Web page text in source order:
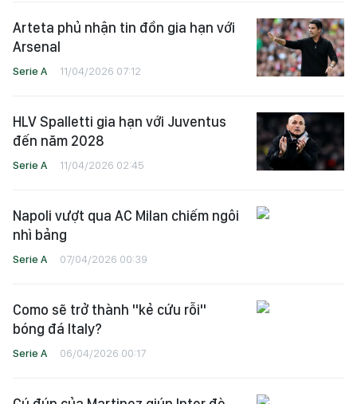
Arteta phủ nhận tin đồn gia hạn với
Arsenal
Serie A 11/04/2026 07:12
HLV Spalletti gia hạn với Juventus
đến năm 2028
Serie A 11/04/2026 02:45
Napoli vượt qua AC Milan chiếm ngôi
nhì bảng
Serie A 07/04/2026 00:39
Como sẽ trở thành "kẻ cứu rỗi"
bóng đá Italy?
Serie A 06/04/2026 00:17